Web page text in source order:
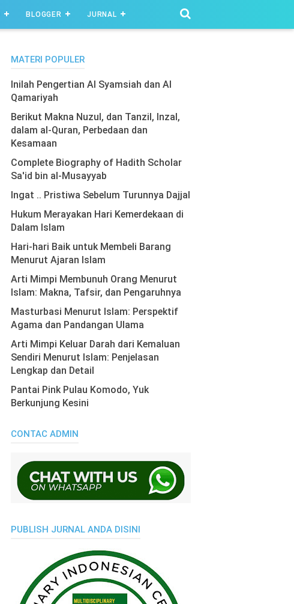
BLOGGER JURNAL
MATERI POPULER
Inilah Pengertian Al Syamsiah dan Al
Qamariyah
Berikut Makna Nuzul, dan Tanzil, Inzal,
dalam al-Quran, Perbedaan dan
Kesamaan
Complete Biography of Hadith Scholar
Sa'id bin al-Musayyab
Ingat .. Pristiwa Sebelum Turunnya Dajjal
Hukum Merayakan Hari Kemerdekaan di
Dalam Islam
Hari-hari Baik untuk Membeli Barang
Menurut Ajaran Islam
Arti Mimpi Membunuh Orang Menurut
Islam: Makna, Tafsir, dan Pengaruhnya
Masturbasi Menurut Islam: Perspektif
Agama dan Pandangan Ulama
Arti Mimpi Keluar Darah dari Kemaluan
Sendiri Menurut Islam: Penjelasan
Lengkap dan Detail
Pantai Pink Pulau Komodo, Yuk
Berkunjung Kesini
CONTAC ADMIN
PUBLISH JURNAL ANDA DISINI